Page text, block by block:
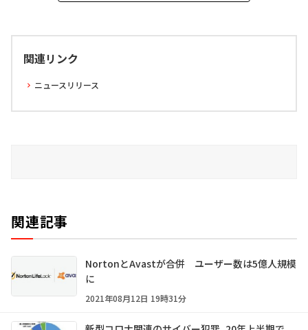
関連リンク
ニュースリリース
関連記事
NortonとAvastが合併 ユーザー数は5億人規模
に
2021年08月12日 19時31分